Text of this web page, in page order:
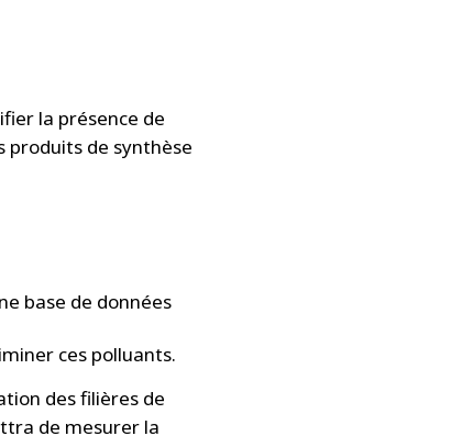
la présence de
produits de synthèse
base de données
ces polluants.
des filières de
de mesurer la